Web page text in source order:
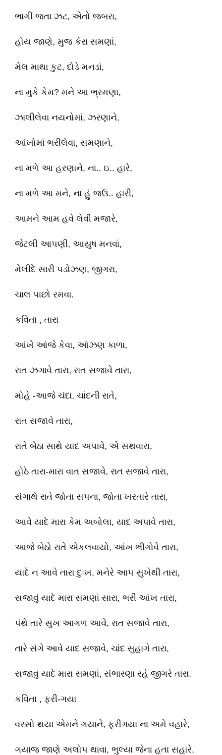
ભાગી જતા ઝટ, એતો જબરા,
હોય જાણે, મુજ કેરા સમણાં,
મેલ માથા કુટ, દોડે મનડાં,
ના મુકે કેમ? મને આ ભ્રમણા,
ઝાલીલેવા નયનોમાં, ઝરણાને,
આંખોમાં ભરીલેવા, સમણાને,
ના મળે આ હરણાને, ના.. ઇ.. હારે,
ના મળે આ મને, ના હું જઉ.. હારી,
આમને આમ હવે લેવી મજારે,
જેટલી આપણી, આયુ઼ષ મનવાં,
મેલીદે સારી પડોઝણ, જીગરા,
ચાલ પાછો રમવા.
કવિતા , તારા
આંખે આંજે કેવા, આંઝણ કાળા,
રાત ઝગાવે તારા, રાત સજાવે તારા,
મોહે -આજે ચંદા, ચાંદની રાતે,
રાત સજાવે તારા,
રાતે બેઠા સાથે યાદ અપાવે, એ સથવારા,
હોઠે તારા-મારા વાત સજાવે, રાત સજાવે તારા,
સંગાથે રાતે જોતા સપના, જોતા ખરતારે તારા,
આવે યાદે મારા કેમ અબોલા, યાદ અપાવે તારા,
આજે બેઠો રાતે એકલવાયો, આંખ ભીગોવે તારા,
યાદે ન આવે તારા દુઃખ, મનેરે આપ સુખેથી તારા,
સજાવું યાદે મારા સમણાં સારા, ભરી આંખ તારા,
પંથે તારે સુખ આગળ આવે, રાત સજાવે તારા,
તારે સંગે આવે યાદ સજાવે, ચાંદ સુહાગે તારા,
સજાવુ યાદે મારા સમણાં, સંભારણા રહે જીગરે તારા.
કવિતા , ફરી-ગયા
વરસો થયા એમને ગયાને, ફરીગયા ના અમે વહારે,
ગયાજ જાણે અલોપ થાવા, ભુલ્યા જેના હતા સહારે,